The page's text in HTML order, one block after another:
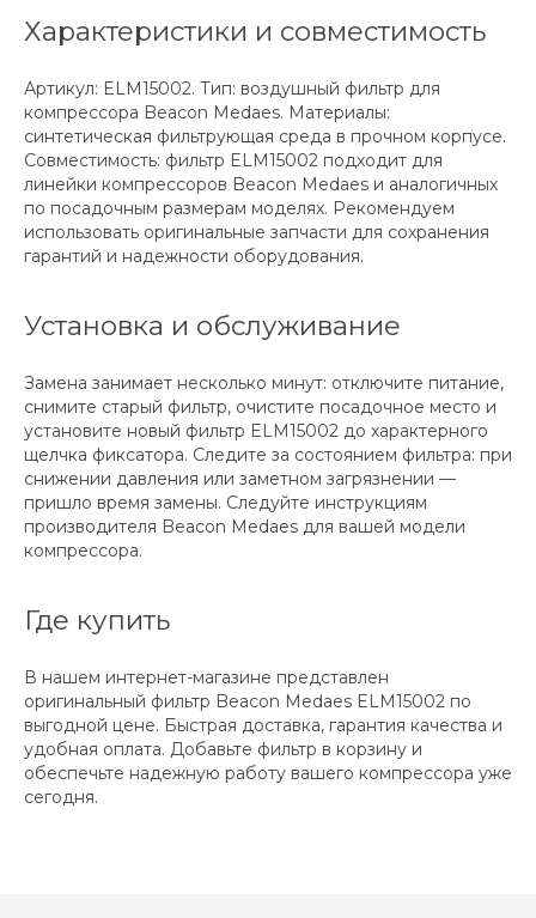
Характеристики и совместимость
Артикул: ELM15002. Тип: воздушный фильтр для
компрессора Beacon Medaes. Материалы:
синтетическая фильтрующая среда в прочном корпусе.
Совместимость: фильтр ELM15002 подходит для
линейки компрессоров Beacon Medaes и аналогичных
по посадочным размерам моделях. Рекомендуем
использовать оригинальные запчасти для сохранения
гарантий и надежности оборудования.
Установка и обслуживание
Замена занимает несколько минут: отключите питание,
снимите старый фильтр, очистите посадочное место и
установите новый фильтр ELM15002 до характерного
щелчка фиксатора. Следите за состоянием фильтра: при
снижении давления или заметном загрязнении —
пришло время замены. Следуйте инструкциям
производителя Beacon Medaes для вашей модели
компрессора.
Где купить
В нашем интернет-магазине представлен
оригинальный фильтр Beacon Medaes ELM15002 по
выгодной цене. Быстрая доставка, гарантия качества и
удобная оплата. Добавьте фильтр в корзину и
обеспечьте надежную работу вашего компрессора уже
сегодня.